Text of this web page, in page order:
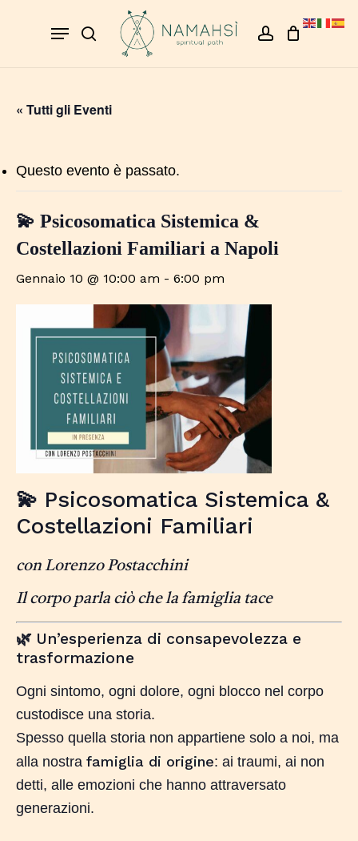
search account
Menu
Cart
« Tutti gli Eventi
Questo evento è passato.
💫 Psicosomatica Sistemica &
Costellazioni Familiari a Napoli
Gennaio 10 @ 10:00 am - 6:00 pm
💫 Psicosomatica Sistemica &
Costellazioni Familiari
con Lorenzo Postacchini
Il corpo parla ciò che la famiglia tace
🌿 Un’esperienza di consapevolezza e
trasformazione
Ogni sintomo, ogni dolore, ogni blocco nel corpo
custodisce una storia.
Spesso quella storia non appartiene solo a noi, ma
alla nostra famiglia di origine: ai traumi, ai non
detti, alle emozioni che hanno attraversato
generazioni.